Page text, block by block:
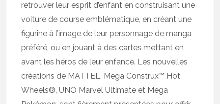
retrouver leur esprit d’enfant en construisant une
voiture de course emblématique, en créant une
figurine à l’image de leur personnage de manga
préféré, ou en jouant à des cartes mettant en
avant les héros de leur enfance. Les nouvelles
créations de MATTEL, Mega Construx™ Hot
Wheels®, UNO Marvel Ultimate et Mega